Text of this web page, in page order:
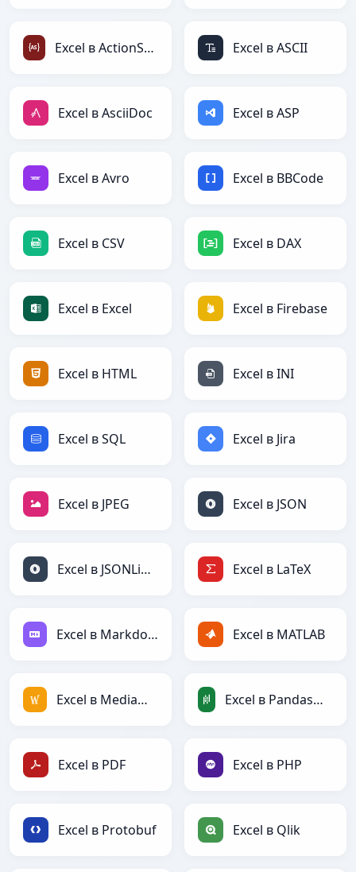
Excel в ActionScript Excel в ASCII
Excel в AsciiDoc Excel в ASP
Excel в Avro Excel в BBCode
Excel в CSV Excel в DAX
Excel в Excel Excel в Firebase
Excel в HTML Excel в INI
Excel в SQL Excel в Jira
Excel в JPEG Excel в JSON
Excel в JSONLines Excel в LaTeX
Excel в Markdown Excel в MATLAB
Excel в MediaWiki Excel в PandasDataFrame
Excel в PDF Excel в PHP
Excel в Protobuf Excel в Qlik